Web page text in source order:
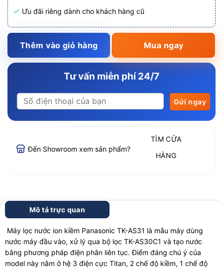
Ưu đãi riêng dành cho khách hàng cũ
Thêm vào giỏ hàng Mua ngay
Tư vấn miễn phí 24/7
Đến Showroom xem sản phẩm?
TÌM CỬA
HÀNG
Mô tả trực quan
Máy lọc nước ion kiềm Panasonic TK-AS31 là mẫu máy dùng
nước máy đầu vào, xử lý qua bộ lọc TK-AS30C1 và tạo nước
bằng phương pháp điện phân liên tục. Điểm đáng chú ý của
model này nằm ở hệ 3 điện cực Titan, 2 chế độ kiềm, 1 chế độ